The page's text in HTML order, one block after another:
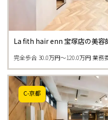
La fith hair enn 宝塚店の美容
完全歩合 30.0万円〜120.0万円 業務
C-京都